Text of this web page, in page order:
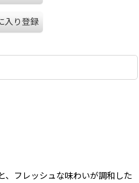
入り登録
、フレッシュな味わいが調和した